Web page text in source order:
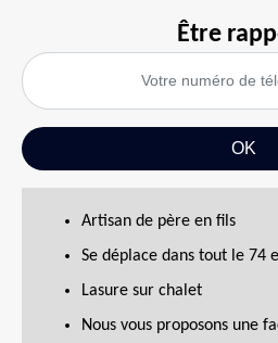
Être
Artisan de père en fils
Se déplace dans tout le 74
Lasure sur chalet
Nous vous proposons une